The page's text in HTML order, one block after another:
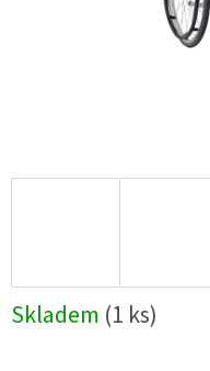
Skladem (1 ks)